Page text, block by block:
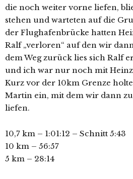
die noch weiter vorne liefen,
stehen und warteten auf die
der Flughafenbrücke hatten
Ralf „verloren“ auf den wir
dem Weg zurück lies sich Ralf
und ich war nur noch mit
Kurz vor der 10km Grenze
Martin ein, mit dem wir dann
liefen.
10,7 km – 1:01:12 – Schnitt 5:43
10 km – 56:57
5 km – 28:14